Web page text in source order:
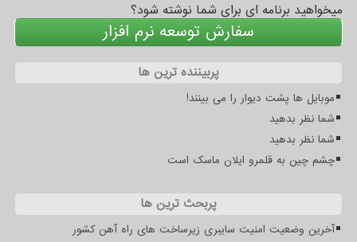
میخواهید برنامه ای برای شما نوشته شود؟
سفارش توسعه نرم افزار
پربیننده ترین ها
موبایل ها پشت دیوار را می بینند!
شما نظر بدهید
شما نظر بدهید
چشم چین به قلمرو ایلان ماسک است
پربحث ترین ها
آخرین وضعیت امنیت سایبری زیرساخت های راه آهن کشور